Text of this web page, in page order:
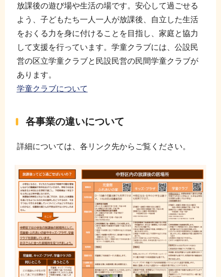
放課後の遊び場や生活の場です。安心して過ごせる
よう、子どもたち一人一人が放課後、自立した生活
をおくる力を身に付けることを目指し、家庭と協力
して支援を行っています。学童クラブには、公設民
営の区立学童クラブと民設民営の民間学童クラブが
あります。
学童クラブについて
各事業の違いについて
詳細については、各リンク先からご覧ください。